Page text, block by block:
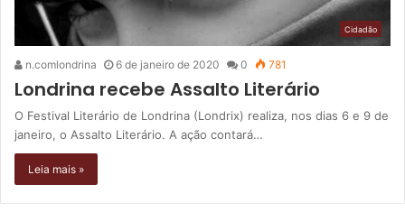
Cidadão
n.comlondrina 6 de janeiro de 2020 0 781
Londrina recebe Assalto Literário
O Festival Literário de Londrina (Londrix) realiza, nos dias 6 e 9 de
janeiro, o Assalto Literário. A ação contará…
Leia mais »